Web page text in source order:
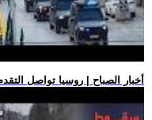
.. أخبار الصباح | روسيا تواصل